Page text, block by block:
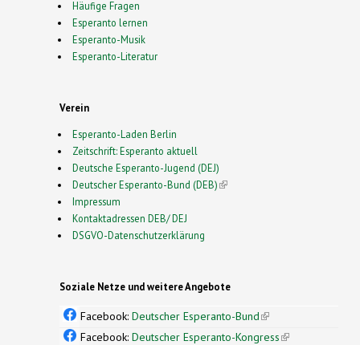
Häufige Fragen
Esperanto lernen
Esperanto-Musik
Esperanto-Literatur
Verein
Esperanto-Laden Berlin
Zeitschrift: Esperanto aktuell
Deutsche Esperanto-Jugend (DEJ)
Deutscher Esperanto-Bund (DEB)(link is external)
Impressum
Kontaktadressen DEB/ DEJ
DSGVO-Datenschutzerklärung
Soziale Netze und weitere Angebote
Facebook: Deutscher Esperanto-Bund(link is
external)
Facebook: Deutscher Esperanto-Kongress(link is